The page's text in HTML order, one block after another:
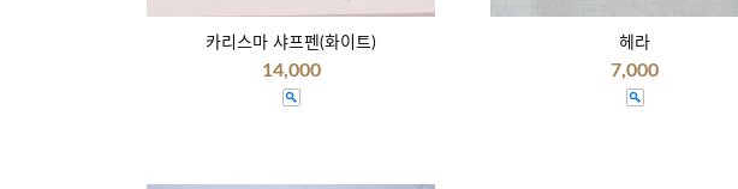
카리스마 샤프펜(화이트)
14,000
헤라
7,000